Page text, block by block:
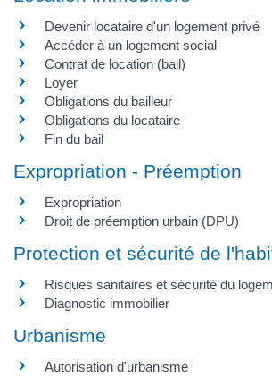
Devenir locataire d'un logement privé
Accéder à un logement social
Contrat de location (bail)
Loyer
Obligations du bailleur
Obligations du locataire
Fin du bail
Expropriation - Préemption
Expropriation
Droit de préemption urbain (DPU)
Protection et sécurité de
Risques sanitaires et sécurité du
Diagnostic immobilier
Urbanisme
Autorisation d'urbanisme